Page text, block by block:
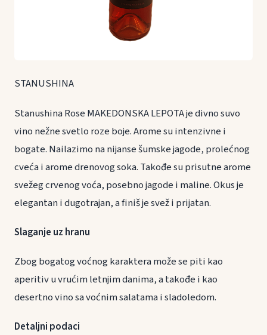
STANUSHINA
Stanushina Rose MAKEDONSKA LEPOTA je divno suvo
vino nežne svetlo roze boje. Arome su intenzivne i
bogate. Nailazimo na nijanse šumske jagode, prolećnog
cveća i arome drenovog soka. Takođe su prisutne arome
svežeg crvenog voća, posebno jagode i maline. Okus je
elegantan i dugotrajan, a finiš je svež i prijatan.
Slaganje uz hranu
Zbog bogatog voćnog karaktera može se piti kao
aperitiv u vrućim letnjim danima, a takođe i kao
desertno vino sa voćnim salatama i sladoledom.
Detaljni podaci